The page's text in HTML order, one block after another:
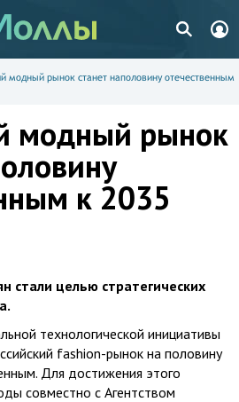
модный рынок станет наполовину отечественным
модный рынок
к 2035
стали целью стратегических
технологической инициативы
fashion-рынок на половину
Для достижения этого
совместно с Агентством